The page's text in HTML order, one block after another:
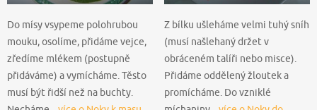
Do mísy vsypeme polohrubou
mouku, osolíme, přidáme vejce,
zředíme mlékem (postupně
přidáváme) a vymícháme. Těsto
musí být řidší než na buchty.
Z bílku ušleháme velmi tuhý sníh
(musí našlehaný držet v
obráceném talíři nebo misce).
Přidáme oddělený žloutek a
promícháme. Do vzniklé